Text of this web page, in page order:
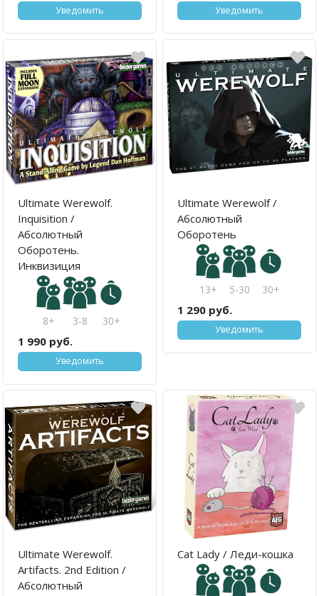
Уведомить Уведомить
Ultimate Werewolf.
Inquisition /
Абсолютный
Оборотень.
Инквизиция
8+ 3-8 30+
1 990 руб.
Уведомить
Ultimate Werewolf /
Абсолютный
Оборотень
13+ 5-30 30+
1 290 руб.
Уведомить
Ultimate Werewolf.
Artifacts. 2nd Edition /
Абсолютный
Cat Lady / Леди-кошка